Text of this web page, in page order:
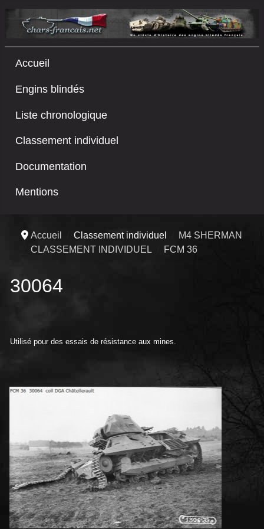
Accueil
Engins blindés
Liste chronologique
Classement individuel
Documentation
Mentions
Accueil Classement individuel
M4 SHERMAN
CLASSEMENT INDIVIDUEL
FCM 36
30064
Utilisé pour des essais de résistance aux mines.